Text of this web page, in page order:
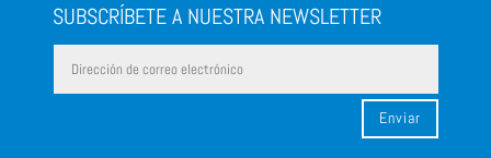
SUBSCRÍBETE A NUESTRA NEWSLETTER
Enviar